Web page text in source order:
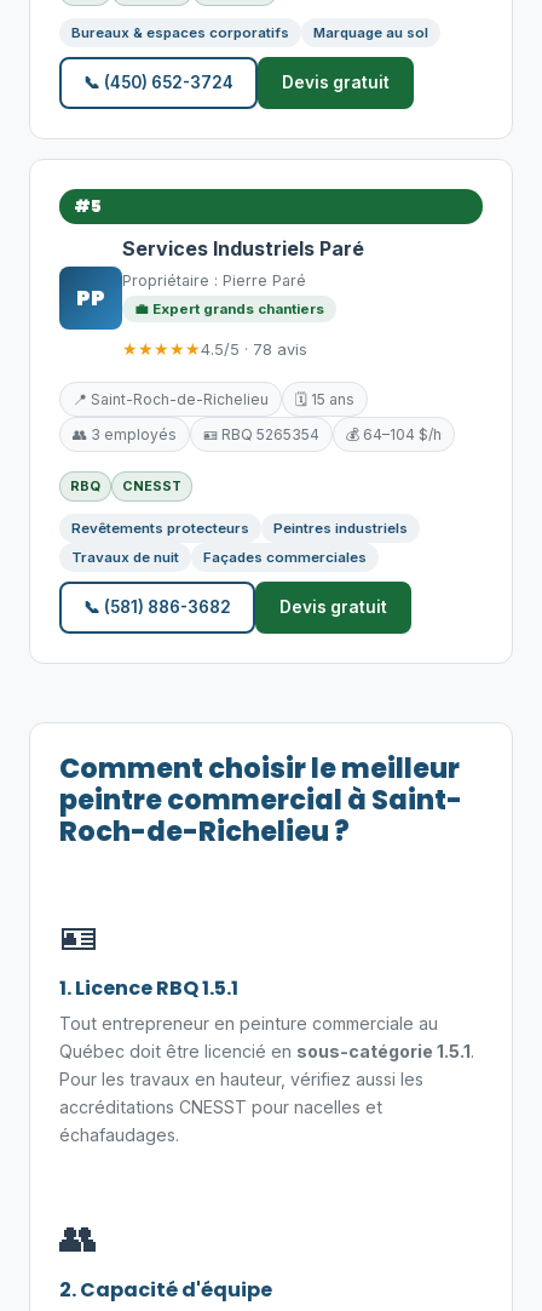
Bureaux & espaces corporatifs Marquage au sol
📞 (450) 652-3724 Devis gratuit
#5
PP
Services Industriels Paré
Propriétaire : Pierre Paré
💼 Expert grands chantiers
★★★★★4.5/5 · 78 avis
📍 Saint-Roch-de-Richelieu
🗓️ 15 ans
👥 3 employés
🪪 RBQ 5265354 💰 64–104 $/h
RBQ CNESST
Revêtements protecteurs
Peintres industriels
Travaux de nuit
Façades commerciales
📞 (581) 886-3682 Devis gratuit
Comment choisir le meilleur
peintre commercial à Saint-
Roch-de-Richelieu ?
🪪
1. Licence RBQ 1.5.1
Tout entrepreneur en peinture commerciale au
Québec doit être licencié en sous-catégorie 1.5.1.
Pour les travaux en hauteur, vérifiez aussi les
accréditations CNESST pour nacelles et
échafaudages.
👥
2. Capacité d'équipe